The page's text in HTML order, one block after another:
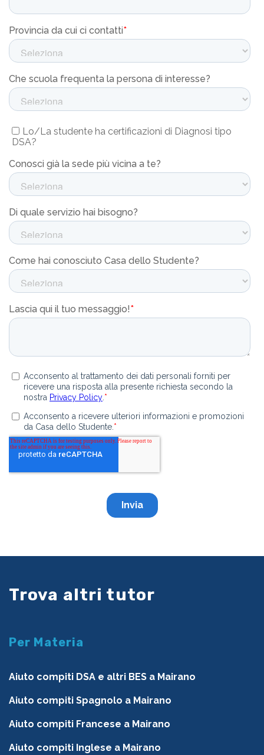
Trova altri tutor
Per Materia
Aiuto compiti DSA e altri BES a Mairano
Aiuto compiti Spagnolo a Mairano
Aiuto compiti Francese a Mairano
Aiuto compiti Inglese a Mairano